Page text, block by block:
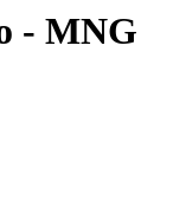
- MNG